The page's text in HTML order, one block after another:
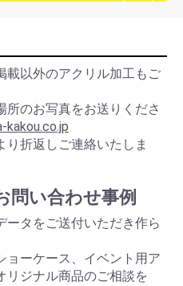
載以外のアクリル加工もご
のお写真をお送りくださ
kakou.co.jp
り折返しご連絡いたしま
問い合わせ事例
ータをご送付いただき作ら
ョーケース、イベント用ア
リジナル商品のご相談を